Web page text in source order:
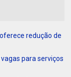
redução de
para serviços